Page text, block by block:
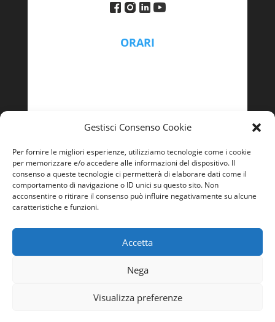
Gestisci Consenso Cookie
Per fornire le migliori esperienze, utilizziamo tecnologie come i cookie
per memorizzare e/o accedere alle informazioni del dispositivo. Il
consenso a queste tecnologie ci permetterà di elaborare dati come il
comportamento di navigazione o ID unici su questo sito. Non
acconsentire o ritirare il consenso può influire negativamente su alcune
caratteristiche e funzioni.
Accetta
Nega
Visualizza preferenze
ORARI